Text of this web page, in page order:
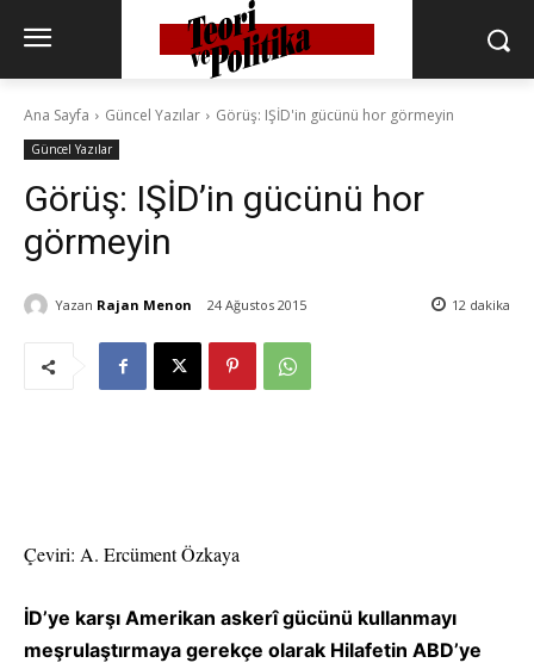
Ana Sayfa Güncel Yazılar Görüş: IŞİD'in gücünü hor görmeyin
Güncel Yazılar
Görüş: IŞİD’in gücünü hor
görmeyin
Yazan Rajan Menon 24 Ağustos 2015 12 dakika
Çeviri: A. Ercüment Özkaya
İD’ye karşı Amerikan askerî gücünü kullanmayı
meşrulaştırmaya gerekçe olarak Hilafetin ABD’ye